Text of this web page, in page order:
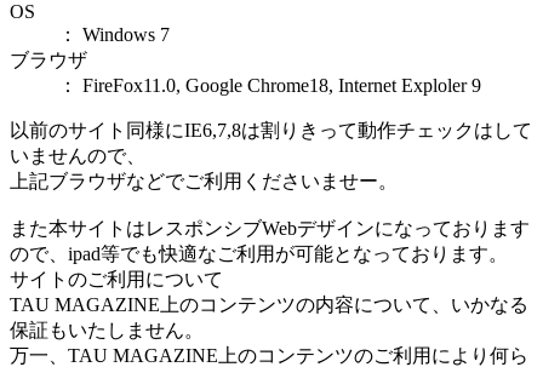
OS
： Windows 7
ブラウザ
： FireFox11.0, Google Chrome18, Internet Exploler 9
以前のサイト同様にIE6,7,8は割りきって動作チェックはして
いませんので、
上記ブラウザなどでご利用くださいませー。
また本サイトはレスポンシブWebデザインになっております
ので、ipad等でも快適なご利用が可能となっております。
サイトのご利用について
TAU MAGAZINE上のコンテンツの内容について、いかなる
保証もいたしません。
万一、TAU MAGAZINE上のコンテンツのご利用により何ら